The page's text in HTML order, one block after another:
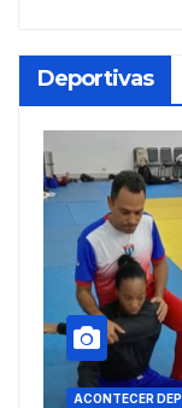
Deportivas
ACONTECER